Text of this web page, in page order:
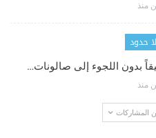
منذ
حدود
بدون اللجوء إلى صالونات…
منذ
المشاركات